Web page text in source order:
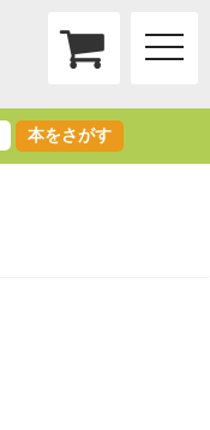
toggle
本をさがす